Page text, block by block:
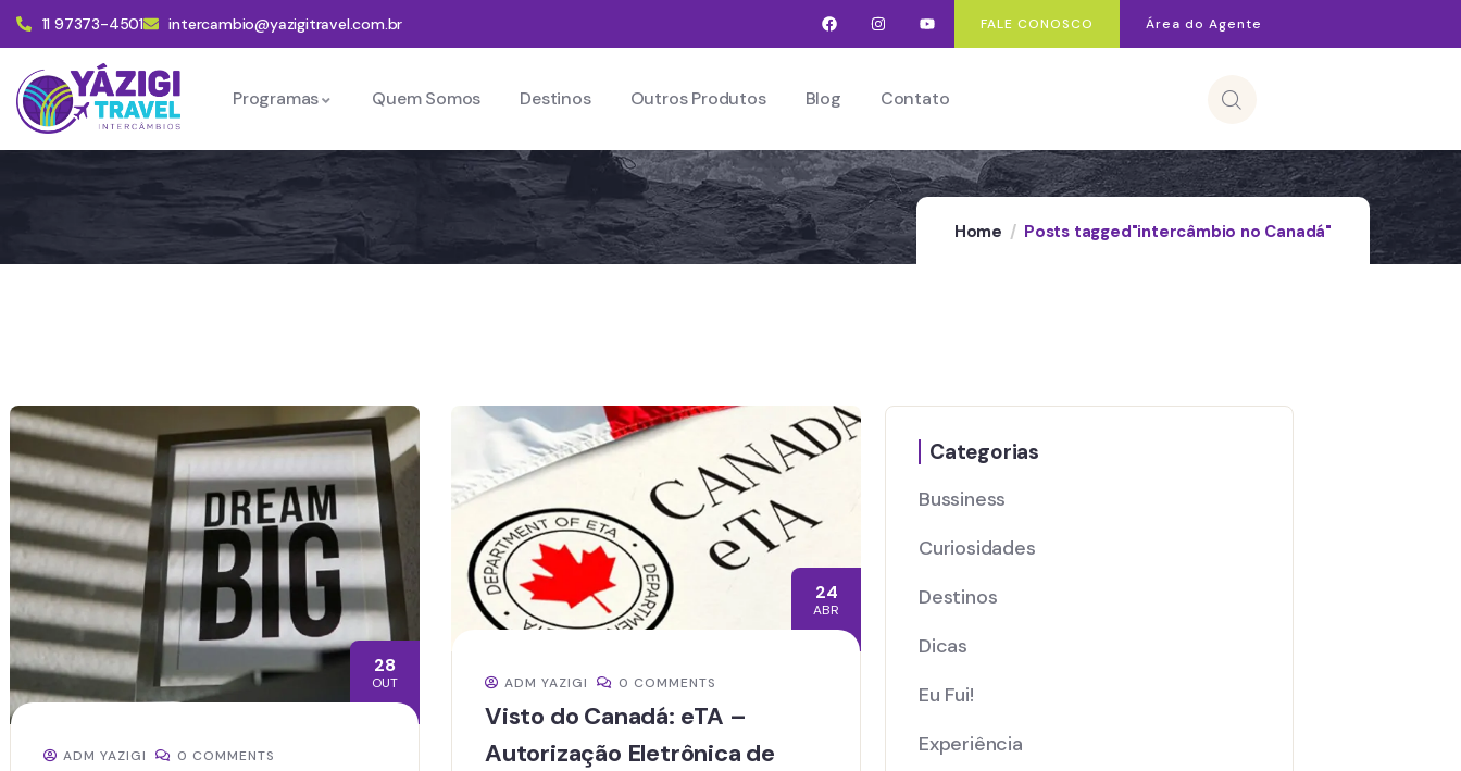
11 97373-4501 intercambio@yazigitravel.com.br FALE CONOSCO Área do Agente
Programas Quem Somos Destinos Outros Produtos Blog Contato
Intercâmbio No Canadá
Home Posts tagged"intercâmbio no Canadá"
28
OUT
ADM YAZIGI 0 COMMENTS
24
ABR
ADM YAZIGI 0 COMMENTS
Visto do Canadá: eTA –
Autorização Eletrônica de
Categorias
Bussiness
Curiosidades
Destinos
Dicas
Eu Fui!
Experiência